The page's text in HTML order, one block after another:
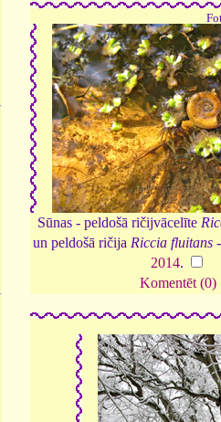
Sūnas - peldošā ričijvācelīte
un peldošā ričija Riccia fluitans
2014.
Komentēt (0)